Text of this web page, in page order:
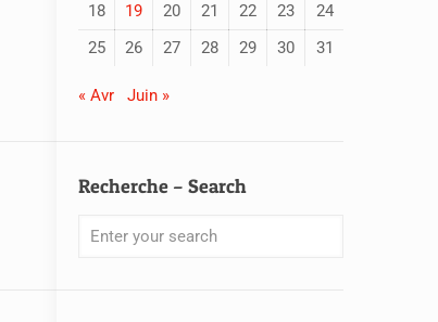
18
19 20 21 22 23
24
25
26 27 28 29 30 31
« Avr Juin »
Recherche – Search